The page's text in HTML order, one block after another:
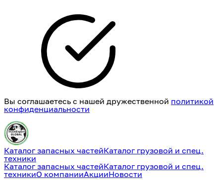
Вы соглашаетесь с нашей дружественной политикой
конфиденциальности
Каталог запасных частейКаталог грузовой и спец.
техники
Каталог запасных частейКаталог грузовой и спец.
техникиО компанииАкцииНовости